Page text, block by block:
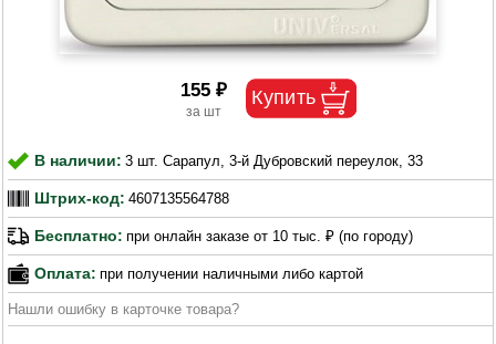
155 ₽
В наличии: 3 шт. Сарапул, 3-й Дубровский переулок, 33
Штрих-код: 4607135564788
Бесплатно: при онлайн заказе от 10 тыс. ₽ (по городу)
Оплата: при получении наличными либо картой
Нашли ошибку в карточке товара?